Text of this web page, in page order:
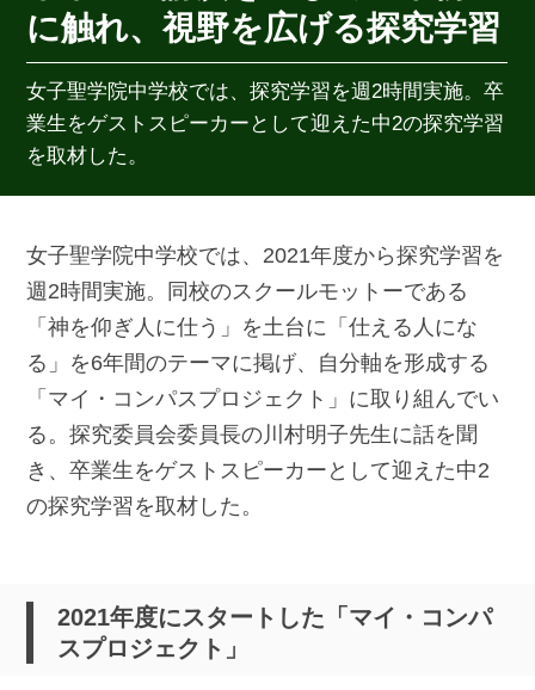
に触れ、視野を広げる探究学習
女子聖学院中学校では、探究学習を週2時間実施。卒
業生をゲストスピーカーとして迎えた中2の探究学習
を取材した。
女子聖学院中学校では、2021年度から探究学習を
週2時間実施。同校のスクールモットーである
「神を仰ぎ人に仕う」を土台に「仕える人にな
る」を6年間のテーマに掲げ、自分軸を形成する
「マイ・コンパスプロジェクト」に取り組んでい
る。探究委員会委員長の川村明子先生に話を聞
き、卒業生をゲストスピーカーとして迎えた中2
の探究学習を取材した。
2021年度にスタートした「マイ・コンパ
スプロジェクト」